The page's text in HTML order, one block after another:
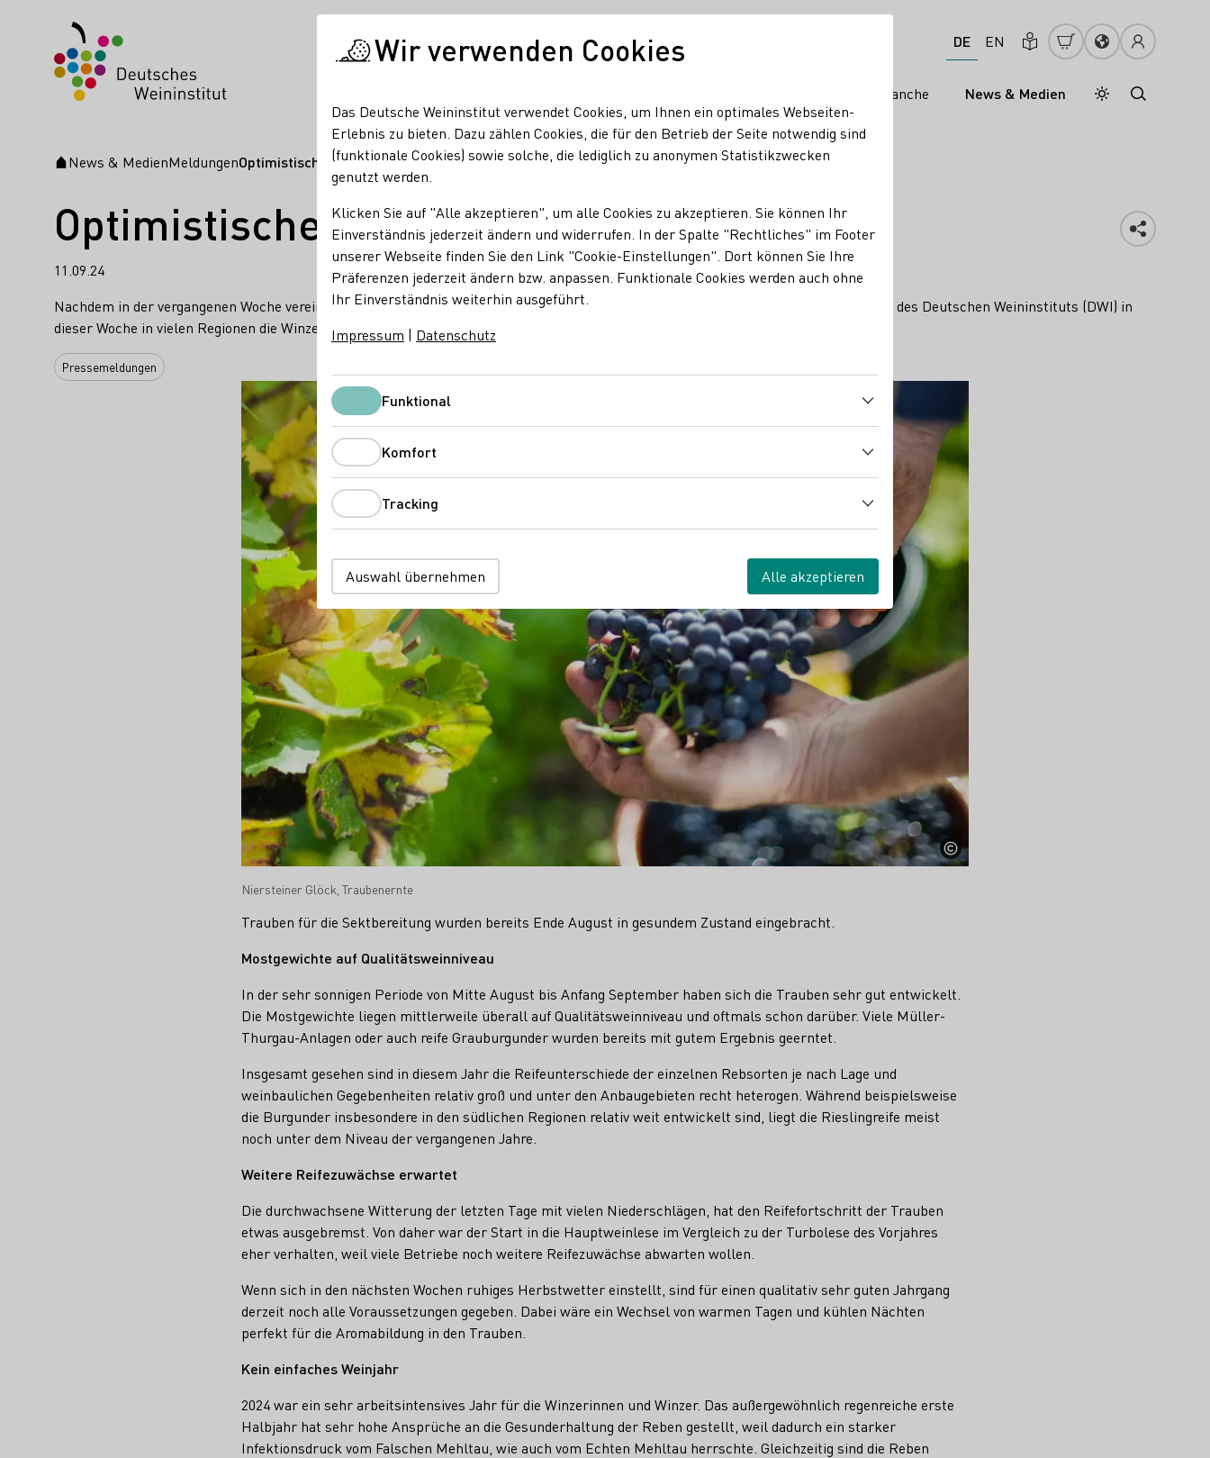
DE EN
Weinbranche News & Medien Tagesmodus
Nachtmodus
Startseite
News & MedienMeldungenOptimistischer Start in die Hauptweinlese
Optimistischer Start in die Hauptweinlese
11.09.24
Nachdem in der vergangenen Woche vereinzelt die Weinlese frühreifer Sorten für die Weinbereitung begonnen hat, sind nach Angaben des Deutschen Weininstituts (DWI) in
dieser Woche in vielen Regionen die Winzerinnen und Winzer optimistisch in die Hauptweinlese gestartet.
Pressemeldungen
Niersteiner Glöck, Traubenernte
Trauben für die Sektbereitung wurden bereits Ende August in gesundem Zustand eingebracht.
Mostgewichte auf Qualitätsweinniveau
In der sehr sonnigen Periode von Mitte August bis Anfang September haben sich die Trauben sehr gut entwickelt.
Die Mostgewichte liegen mittlerweile überall auf Qualitätswein­niveau und oftmals schon darüber. Viele Müller-
Thurgau-Anlagen oder auch reife Grauburgunder wurden bereits mit gutem Ergebnis geerntet.
Insgesamt gesehen sind in diesem Jahr die Reifeunterschiede der einzelnen Rebsorten je nach Lage und
weinbaulichen Gegebenheiten relativ groß und unter den Anbaugebieten recht heterogen. Während beispielsweise
die Burgunder insbesondere in den südlichen Regionen relativ weit entwickelt sind, liegt die Rieslingreife meist
noch unter dem Niveau der vergangenen Jahre.
Weitere Reifezuwächse erwartet
Die durchwachsene Witterung der letzten Tage mit vielen Niederschlägen, hat den Reifefortschritt der Trauben
etwas ausgebremst. Von daher war der Start in die Hauptweinlese im Vergleich zu der Turbolese des Vorjahres
eher verhalten, weil viele Betriebe noch weitere Reifezuwächse abwarten wollen.
Wenn sich in den nächsten Wochen ruhiges Herbstwetter einstellt, sind für einen qualitativ sehr guten Jahrgang
derzeit noch alle Voraussetzungen gegeben. Dabei wäre ein Wechsel von warmen Tagen und kühlen Nächten
perfekt für die Aromabildung in den Trauben.
Kein einfaches Weinjahr
2024 war ein sehr arbeitsintensives Jahr für die Winzerinnen und Winzer. Das außergewöhnlich regenreiche erste
Halbjahr hat sehr hohe Ansprüche an die Gesunderhaltung der Reben gestellt, weil dadurch ein starker
Infektionsdruck vom Falschen Mehltau, wie auch vom Echten Mehltau herrschte. Gleichzeitig sind die Reben
Wir verwenden Cookies
Das Deutsche Weininstitut verwendet Cookies, um Ihnen ein optimales Webseiten-
Erlebnis zu bieten. Dazu zählen Cookies, die für den Betrieb der Seite notwendig sind
(funktionale Cookies) sowie solche, die lediglich zu anonymen Statistikzwecken
genutzt werden.
Klicken Sie auf "Alle akzeptieren", um alle Cookies zu akzeptieren. Sie können Ihr
Einverständnis jederzeit ändern und widerrufen. In der Spalte "Rechtliches" im Footer
unserer Webseite finden Sie den Link "Cookie-Einstellungen". Dort können Sie Ihre
Präferenzen jederzeit ändern bzw. anpassen. Funktionale Cookies werden auch ohne
Ihr Einverständnis weiterhin ausgeführt.
Impressum | Datenschutz
FunktionalFunktional
Komfort
Tracking
Auswahl übernehmen Alle akzeptieren